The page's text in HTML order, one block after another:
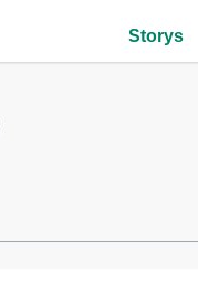
Storys